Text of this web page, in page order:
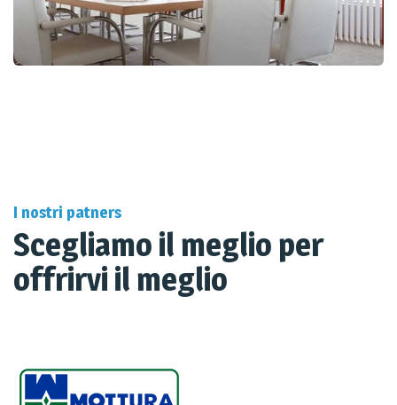
I nostri patners
Scegliamo il meglio per
offrirvi il meglio